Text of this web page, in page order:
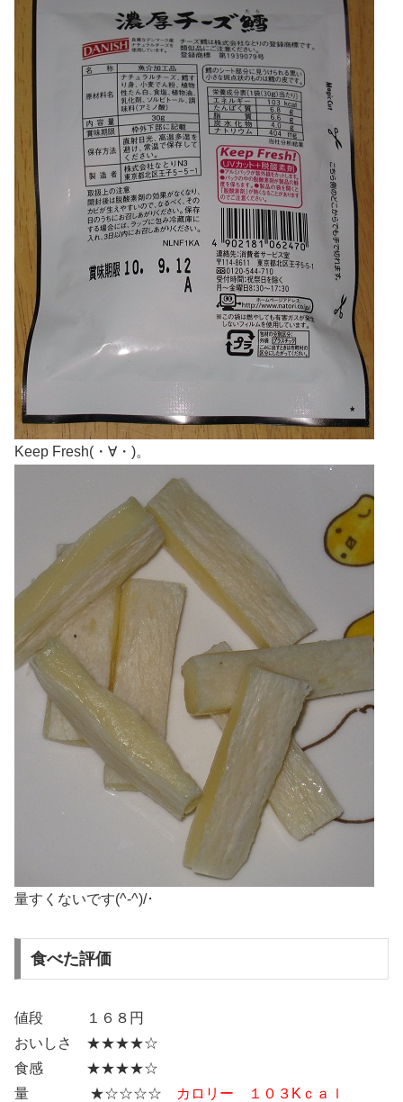
Keep Fresh(・∀・)。
量すくないです(^-^)/･
食べた評価
値段 １６８円
おいしさ ★★★★☆
食感 ★★★★☆
量 ★☆☆☆☆
カロリー １０３Kｃａｌ